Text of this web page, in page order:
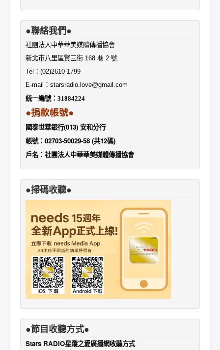
●聯絡我們●
社團法人中華華美媒體傳播協會
新北市八里區賢三街 168 巷 2 號
Tel ： (02)2610-1799
E-mail ： starsradio.love@gmail.com
統一編號： 31884224
●捐款帳號●
國泰世華銀行(013) 安和分行
帳號：02703-50029-58 (共12碼)
戶名：社團法人中華華美媒體傳播協會
●掃碼收聽●
●節目收聽方式●
Stars RADIO星蹤之愛廣播網收聽方式